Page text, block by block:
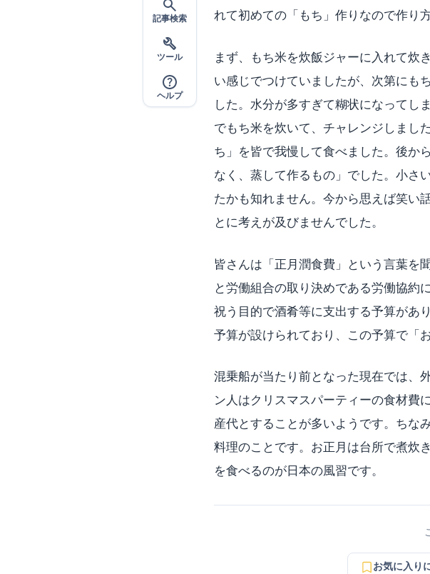
記事検索
ツール
ヘルプ
れて初めての「もち」作りなので作り
まず、もち米を炊飯ジャーに入れて炊
い感じでつけていましたが、次第にも
した。水分が多すぎて糊状になってし
でもち米を炊いて、チャレンジしまし
ち」を皆で我慢して食べました。後か
なく、蒸して作るもの」でした。小さ
たかも知れません。今から思えば笑い
とに考えが及びませんでした。
皆さんは「正月潤食費」という言葉を
と労働組合の取り決めである労働協約
祝う目的で酒肴等に支出する予算があ
予算が設けられており、この予算で「
混乗船が当たり前となった現在では、
ン人はクリスマスパーティーの食材費
産代とすることが多いようです。ちな
料理のことです。お正月は台所で煮炊
を食べるのが日本の風習です。
お気に入り